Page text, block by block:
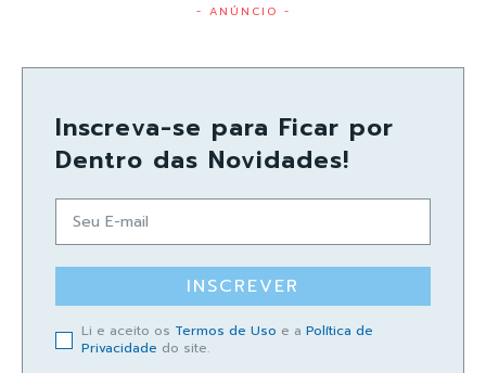
- ANÚNCIO -
Inscreva-se para Ficar por
Dentro das Novidades!
INSCREVER
Li e aceito os Termos de Uso e a Política de
Privacidade do site.